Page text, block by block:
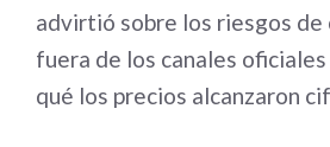
advirtió sobre los riesgos de
fuera de los canales
qué los precios alcanzaron